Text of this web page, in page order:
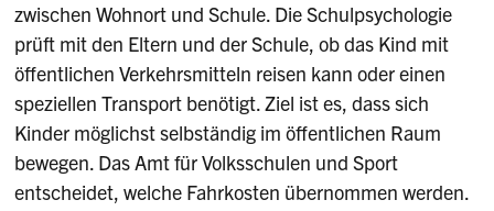
zwischen Wohnort und Schule. Die Schulpsychologie
prüft mit den Eltern und der Schule, ob das Kind mit
öffentlichen Verkehrsmitteln reisen kann oder einen
speziellen Transport benötigt. Ziel ist es, dass sich
Kinder möglichst selbständig im öffentlichen Raum
bewegen. Das Amt für Volksschulen und Sport
entscheidet, welche Fahrkosten übernommen werden.